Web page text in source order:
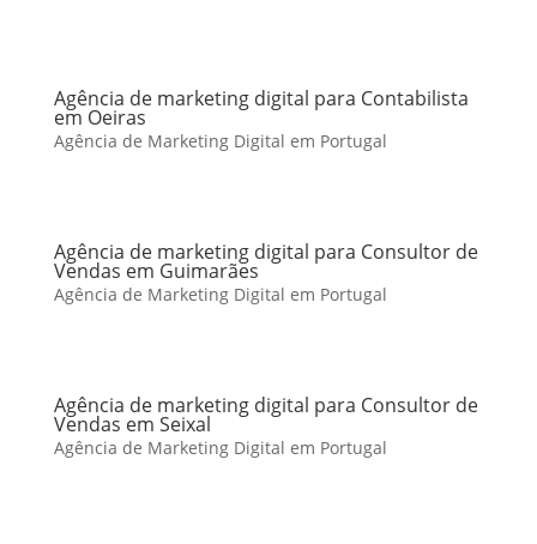
Agência de marketing digital para Contabilista
em Oeiras
Agência de Marketing Digital em Portugal
Agência de marketing digital para Consultor de
Vendas em Guimarães
Agência de Marketing Digital em Portugal
Agência de marketing digital para Consultor de
Vendas em Seixal
Agência de Marketing Digital em Portugal